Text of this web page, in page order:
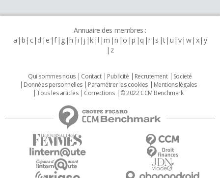
Annuaire des membres :
a b c d e f g h i j k l m n o p q r s t u v w x y
z
Qui sommes nous Contact Publicité Recrutement
Societé
Données personnelles
Paramétrer les cookies
Mentions légales
Tous les articles
Corrections © 2022 CCM Benchmark